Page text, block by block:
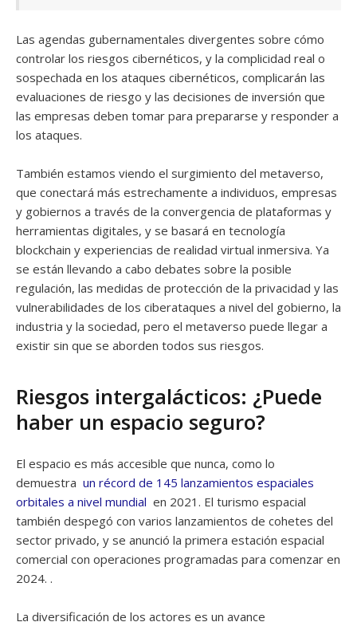
Las agendas gubernamentales divergentes sobre cómo
controlar los riesgos cibernéticos, y la complicidad real o
sospechada en los ataques cibernéticos, complicarán las
evaluaciones de riesgo y las decisiones de inversión que
las empresas deben tomar para prepararse y responder a
los ataques.
También estamos viendo el surgimiento del metaverso,
que conectará más estrechamente a individuos, empresas
y gobiernos a través de la convergencia de plataformas y
herramientas digitales, y se basará en tecnología
blockchain y experiencias de realidad virtual inmersiva. Ya
se están llevando a cabo debates sobre la posible
regulación, las medidas de protección de la privacidad y las
vulnerabilidades de los ciberataques a nivel del gobierno, la
industria y la sociedad, pero el metaverso puede llegar a
existir sin que se aborden todos sus riesgos.
Riesgos intergalácticos: ¿Puede
haber un espacio seguro?
El espacio es más accesible que nunca, como lo
demuestra un récord de 145 lanzamientos espaciales
orbitales a nivel mundial en 2021. El turismo espacial
también despegó con varios lanzamientos de cohetes del
sector privado, y se anunció la primera estación espacial
comercial con operaciones programadas para comenzar en
2024. .
La diversificación de los actores es un avance